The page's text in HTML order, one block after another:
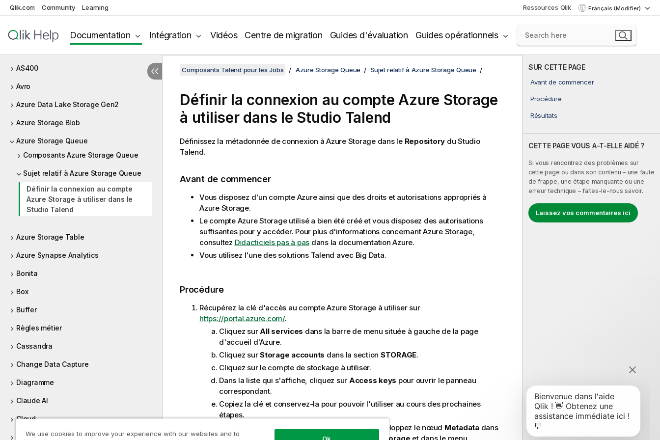
Qlik.com Community Learning Ressources Qlik Français (Modifier)
Documentation Intégration Vidéos Centre de migration Guides d'évaluation Guides opérationnels
Log Apache
Composants pour archiver/désarchiver
AS400
Avro
Azure Data Lake Storage Gen2
Azure Storage Blob
Azure Storage Queue
Composants Azure Storage Queue
Sujet relatif à Azure Storage Queue
Définir la connexion au compte
Azure Storage à utiliser dans le
Studio Talend
Azure Storage Table
Azure Synapse Analytics
Bonita
Box
Buffer
Règles métier
Cassandra
Change Data Capture
Diagramme
Claude AI
Cloud
CombinedSQL
SUR CETTE PAGE
Avant de commencer
Procédure
Résultats
CETTE PAGE VOUS A-T-ELLE AIDÉ ?
Si vous rencontrez des problèmes sur
cette page ou dans son contenu – une faute
de frappe, une étape manquante ou une
erreur technique – faites-le-nous savoir.
Laissez vos commentaires ici
Composants Talend pour les Jobs Azure Storage Queue Sujet relatif à Azure Storage Queue
Définir la connexion au compte Azure Storage
à utiliser dans le Studio Talend
Définissez la métadonnée de connexion à Azure Storage dans le Repository du Studio
Talend.
Avant de commencer
Vous disposez d'un compte Azure ainsi que des droits et autorisations appropriés à
Azure Storage.
Le compte Azure Storage utilisé a bien été créé et vous disposez des autorisations
suffisantes pour y accéder. Pour plus d'informations concernant Azure Storage,
consultez Didacticiels pas à pas dans la documentation Azure.
Vous utilisez l'une des solutions Talend avec Big Data.
Procédure
Récupérez la clé d'accès au compte Azure Storage à utiliser sur
https://portal.azure.com/.
Cliquez surAll services dans la barre de menu située à gauche de la page
d'accueil d'Azure.
Cliquez surStorage accounts dans la section STORAGE.
Cliquez sur le compte de stockage à utiliser.
Dans la liste qui s'affiche, cliquez sur Access keys pour ouvrir le panneau
correspondant.
Copiez la clé et conservez-la pour pouvoir l'utiliser au cours des prochaines
étapes.
IntegrationduStudio Talend, développez le nœud Metadatadans
We use cookies to improve your experience with our websites and to